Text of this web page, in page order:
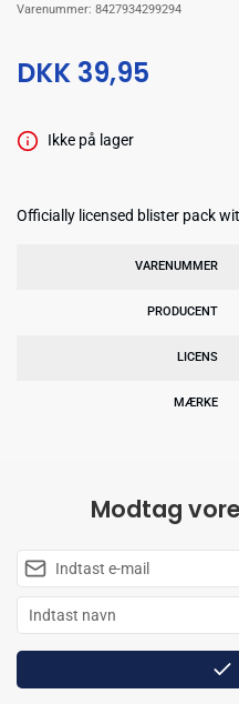
Varenummer: 8427934299294
DKK 39,95
Ikke på lager
Officially licensed blister pack
VARENUMMER
PRODUCENT
LICENS
MÆRKE
Modtag